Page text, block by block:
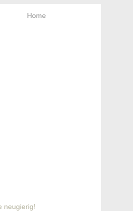
Home
neugierig!